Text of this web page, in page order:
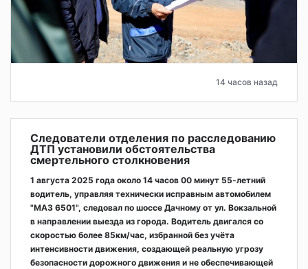
14 часов назад
Следователи отделения по расследованию
ДТП установили обстоятельства
смертельного столкновения
1 августа 2025 года около 14 часов 00 минут 55-летний
водитель, управляя технически исправным автомобилем
"МАЗ 6501", следовал по шоссе Дачному от ул. Вокзальной
в направлении выезда из города. Водитель двигался со
скоростью более 85км/час, избранной без учёта
интенсивности движения, создающей реальную угрозу
безопасности дорожного движения и не обеспечивающей